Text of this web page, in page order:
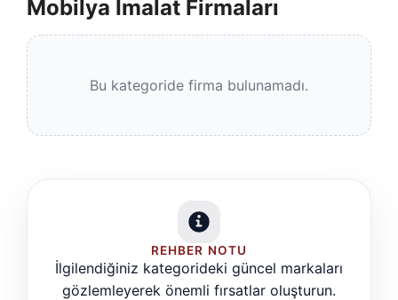
Mobilya İmalat Firmaları
Bu kategoride firma bulunamadı.
REHBER NOTU
İlgilendiğiniz kategorideki güncel markaları
gözlemleyerek önemli fırsatlar oluşturun.